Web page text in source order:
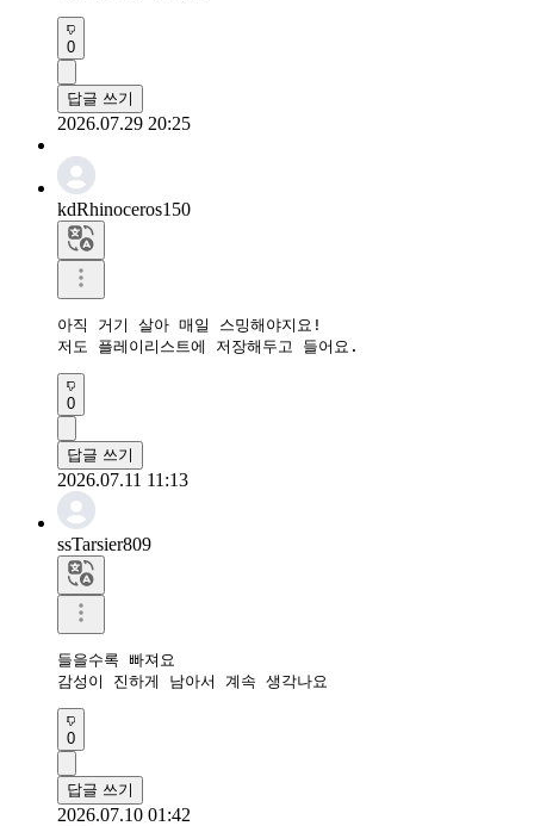
0
답글 쓰기
2026.07.29 20:25
kdRhinoceros150
아직 거기 살아 매일 스밍해야지요!
저도 플레이리스트에 저장해두고 들어요.
0
답글 쓰기
2026.07.11 11:13
ssTarsier809
들을수록 빠져요
감성이 진하게 남아서 계속 생각나요
0
답글 쓰기
2026.07.10 01:42